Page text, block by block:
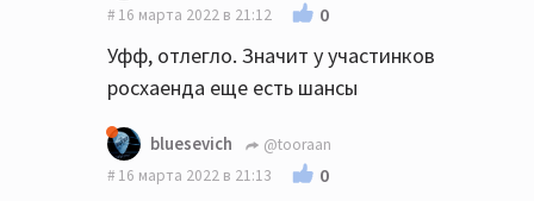
16 марта 2022 в 21:12
0
Уфф, отлегло. Значит у участинков
росхаенда еще есть шансы
bluesevich
@tooraan
16 марта 2022 в 21:13
0